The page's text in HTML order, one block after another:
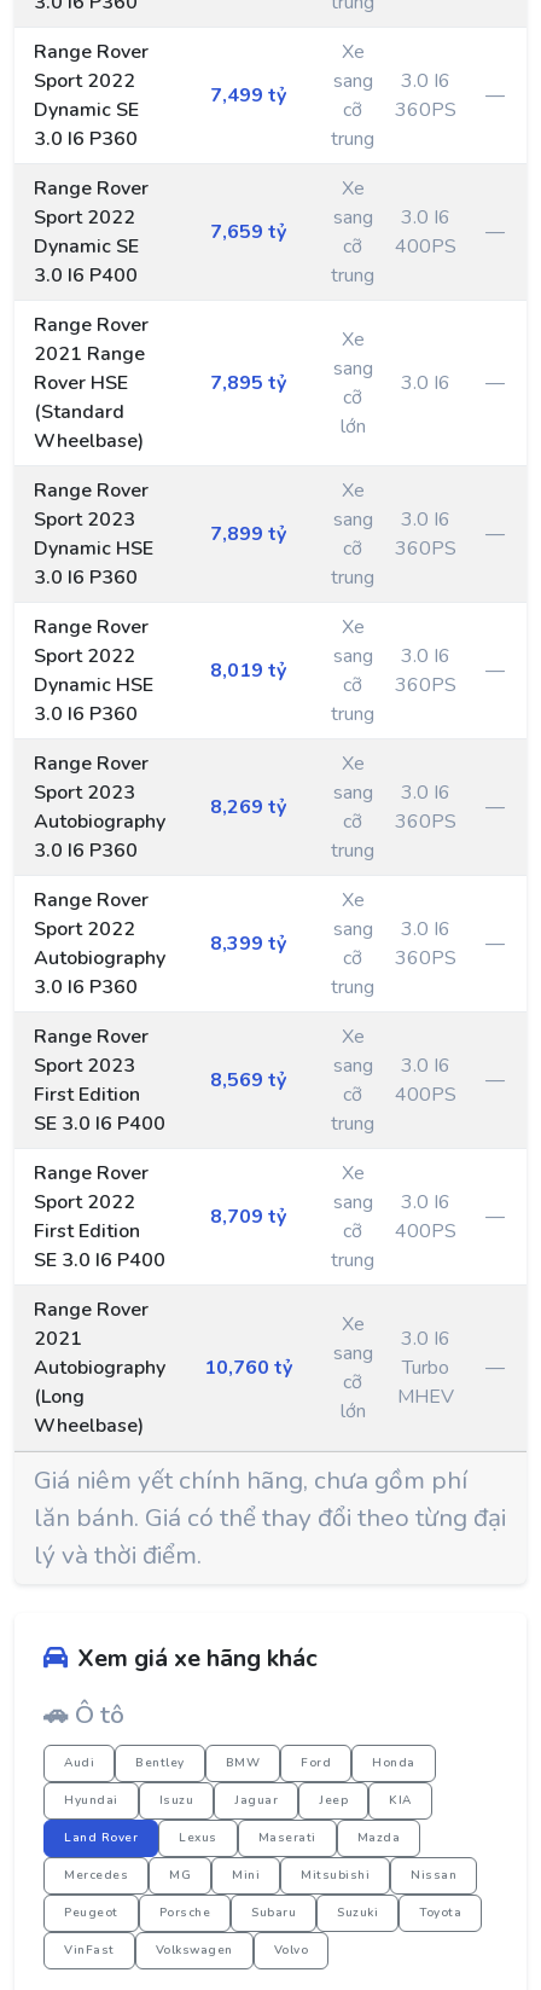
Range Rover
Sport 2022
Dynamic SE
3.0 I6 P360
7,499 tỷ
Xe
sang
cỡ
trung
3.0 I6
360PS
—
Range Rover
Sport 2022
Dynamic SE
3.0 I6 P400
7,659 tỷ
Xe
sang
cỡ
trung
3.0 I6
400PS
—
Range Rover
2021 Range
Rover HSE
(Standard
Wheelbase)
7,895 tỷ
Xe
sang
cỡ
lớn
3.0 I6 —
Range Rover
Sport 2023
Dynamic HSE
3.0 I6 P360
7,899 tỷ
Xe
sang
cỡ
trung
3.0 I6
360PS
—
Range Rover
Sport 2022
Dynamic HSE
3.0 I6 P360
8,019 tỷ
Xe
sang
cỡ
trung
3.0 I6
360PS
—
Range Rover
Sport 2023
Autobiography
3.0 I6 P360
8,269 tỷ
Xe
sang
cỡ
trung
3.0 I6
360PS
—
Range Rover
Sport 2022
Autobiography
3.0 I6 P360
8,399 tỷ
Xe
sang
cỡ
trung
3.0 I6
360PS
—
Range Rover
Sport 2023
First Edition
SE 3.0 I6 P400
8,569 tỷ
Xe
sang
cỡ
trung
3.0 I6
400PS
—
Range Rover
Sport 2022
First Edition
SE 3.0 I6 P400
8,709 tỷ
Xe
sang
cỡ
trung
3.0 I6
400PS
—
Range Rover
2021
Autobiography
(Long
Wheelbase)
10,760 tỷ
Xe
sang
cỡ
lớn
3.0 I6
Turbo
MHEV
—
Giá niêm yết chính hãng, chưa gồm phí
lăn bánh. Giá có thể thay đổi theo từng đại
lý và thời điểm.
Xem giá xe hãng khác
🚗 Ô tô
Audi Bentley BMW Ford Honda
Hyundai Isuzu Jaguar Jeep KIA
Land Rover Lexus Maserati Mazda
Mercedes MG Mini Mitsubishi Nissan
Peugeot Porsche Subaru Suzuki Toyota
VinFast Volkswagen Volvo